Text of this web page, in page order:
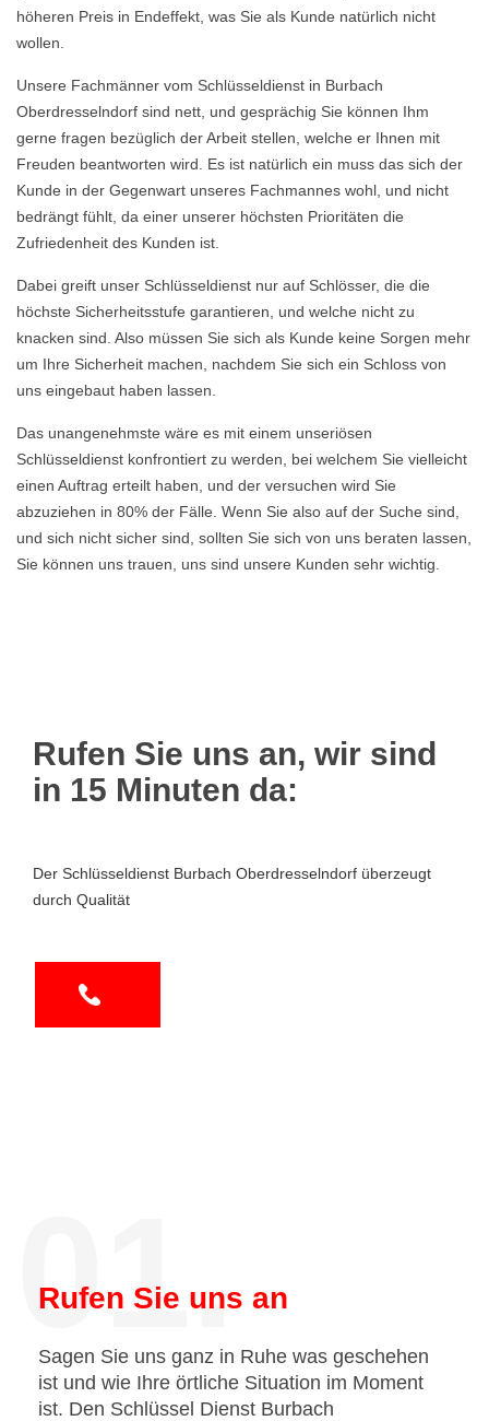
höheren Preis in Endeffekt, was Sie als Kunde natürlich nicht
wollen.
Unsere Fachmänner vom Schlüsseldienst in Burbach
Oberdresselndorf sind nett, und gesprächig Sie können Ihm
gerne fragen bezüglich der Arbeit stellen, welche er Ihnen mit
Freuden beantworten wird. Es ist natürlich ein muss das sich der
Kunde in der Gegenwart unseres Fachmannes wohl, und nicht
bedrängt fühlt, da einer unserer höchsten Prioritäten die
Zufriedenheit des Kunden ist.
Dabei greift unser Schlüsseldienst nur auf Schlösser, die die
höchste Sicherheitsstufe garantieren, und welche nicht zu
knacken sind. Also müssen Sie sich als Kunde keine Sorgen mehr
um Ihre Sicherheit machen, nachdem Sie sich ein Schloss von
uns eingebaut haben lassen.
Das unangenehmste wäre es mit einem unseriösen
Schlüsseldienst konfrontiert zu werden, bei welchem Sie vielleicht
einen Auftrag erteilt haben, und der versuchen wird Sie
abzuziehen in 80% der Fälle. Wenn Sie also auf der Suche sind,
und sich nicht sicher sind, sollten Sie sich von uns beraten lassen,
Sie können uns trauen, uns sind unsere Kunden sehr wichtig.
Rufen Sie uns an, wir sind
in 15 Minuten da:
Der Schlüsseldienst Burbach Oberdresselndorf überzeugt
durch Qualität
01.
Rufen Sie uns an
Sagen Sie uns ganz in Ruhe was geschehen
ist und wie Ihre örtliche Situation im Moment
ist. Den Schlüssel Dienst Burbach